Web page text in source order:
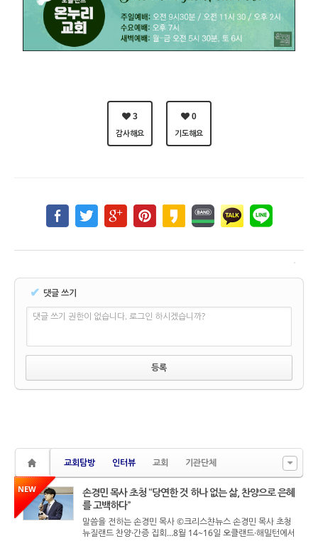
3
감사해요
0
기도해요
✔ 댓글 쓰기
댓글 쓰기 권한이 없습니다. 로그인 하시겠습니까?
교회탐방 인터뷰 교회 기관단체
NEW
손경민 목사 초청 “당연한 것 하나 없는 삶, 찬양으로 은혜
를 고백하다”
말씀을 전하는 손경민 목사 ©크리스챤뉴스 손경민 목사 초청
뉴질랜드 찬양·간증 집회…8월 14~16일 오클랜드·해밀턴에서